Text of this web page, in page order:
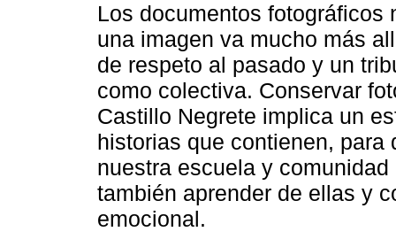
Los documentos fotográficos
una imagen va mucho más
de respeto al pasado y un
como colectiva. Conservar
Castillo Negrete implica un
historias que contienen,
nuestra escuela y
también aprender de ellas y
emocional.